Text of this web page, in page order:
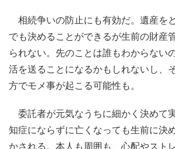
相続争いの防止にも有効だ。遺産を
でも決めることができるが生前の財産
られない。先のことは誰もわからない
活を送ることになるかもしれないし、
方でモメ事が起こる可能性も。
委託者が元気なうちに細かく決めて
知症にならずに亡くなっても生前に決
かされる。本人も周囲も、心配やスト